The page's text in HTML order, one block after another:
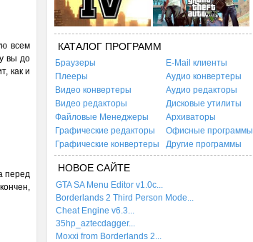
всем
вы до
как и
перед
КАТАЛОГ ПРОГРАММ
Браузеры
E-Mail клиенты
Плееры
Аудио конвертеры
Видео конвертеры
Аудио редакторы
Видео редакторы
Дисковые утилиты
Файловые Менеджеры
Архиваторы
Графические редакторы
Офисные программы
Графические конвертеры
Другие программы
НОВОЕ САЙТЕ
GTA SA Menu Editor v1.0c...
Borderlands 2 Third Person Mode...
Cheat Engine v6.3...
35hp_aztecdagger...
Moxxi from Borderlands 2...